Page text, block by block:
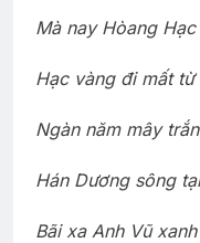
Mà nay Hòang
Hạc vàng đi mất từ
Ngàn năm mây
Hán Dương sông
Bãi xa Anh Vũ